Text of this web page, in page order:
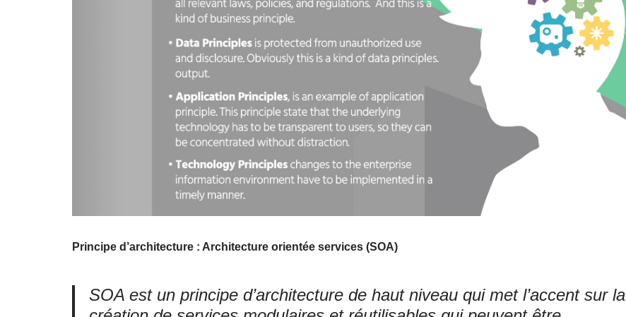
Principe d’architecture : Architecture orientée services (SOA)
SOA est un principe d’architecture de haut niveau qui met l’accent sur la